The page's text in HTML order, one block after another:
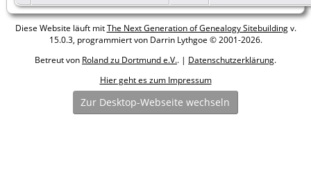
Diese Website läuft mitThe Next Generation of Genealogy Sitebuildingv.
15.0.3, programmiert von Darrin Lythgoe © 2001-2026.
Betreut von Roland zu Dortmund e.V.. | Datenschutzerklärung.
Hier geht es zum Impressum
Zur Desktop-Webseite wechseln